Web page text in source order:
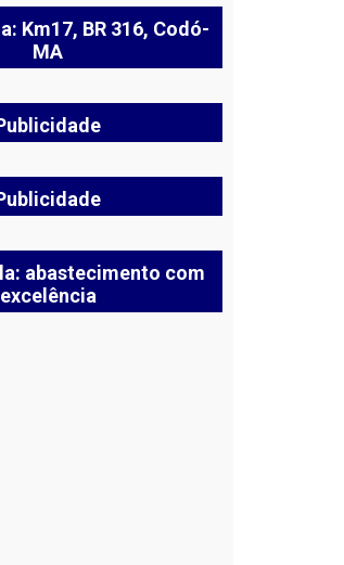
Km17, BR 316, Codó-
MA
abastecimento com
excelência